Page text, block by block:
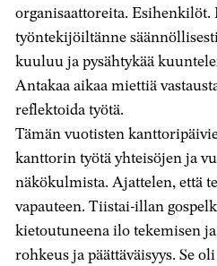
organisaattoreita. Esihenkilöt.
työntekijöiltänne
kuuluu ja pysähtykää
Antakaa aikaa miettiä
reflektoida työtä.
Tämän vuotisten
kanttorin työtä yhteisöjen ja
näkökulmista. Ajattelen, että
vapauteen. Tiistai-illan
kietoutuneena ilo tekemisen
rohkeus ja päättäväisyys. Se